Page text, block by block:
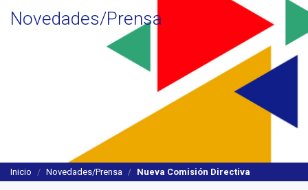
Novedades/Prensa
Inicio Novedades/Prensa Nueva Comisión Directiva